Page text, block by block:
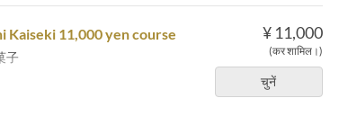
¥ 11,000
(कर शामिल।)
चुनें
Kaiseki 11,000 yen course
子